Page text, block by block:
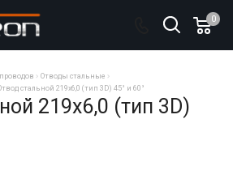
0
Отводы стальные
стальной 219х6,0 (тип 3D) 45° и 60°
219х6,0 (тип 3D)